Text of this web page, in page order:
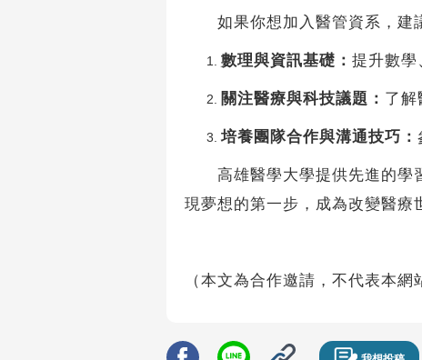
如果你想加入醫管資系，建
數理與資訊基礎： 提升數學
關注醫療與科技議題： 了解
培養團隊合作與溝通技巧：
高雄醫學大學提供先進的學習
現夢想的第一步，成為改變醫療
（本文為合作邀請，不代表本網